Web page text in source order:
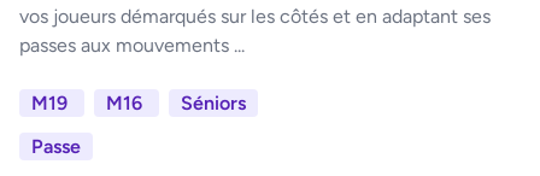
vos joueurs démarqués sur les côtés et en adaptant ses
passes aux mouvements ...
M19 M16
Séniors
Passe